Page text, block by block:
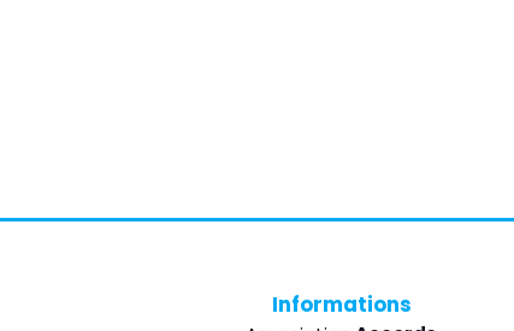
Informations